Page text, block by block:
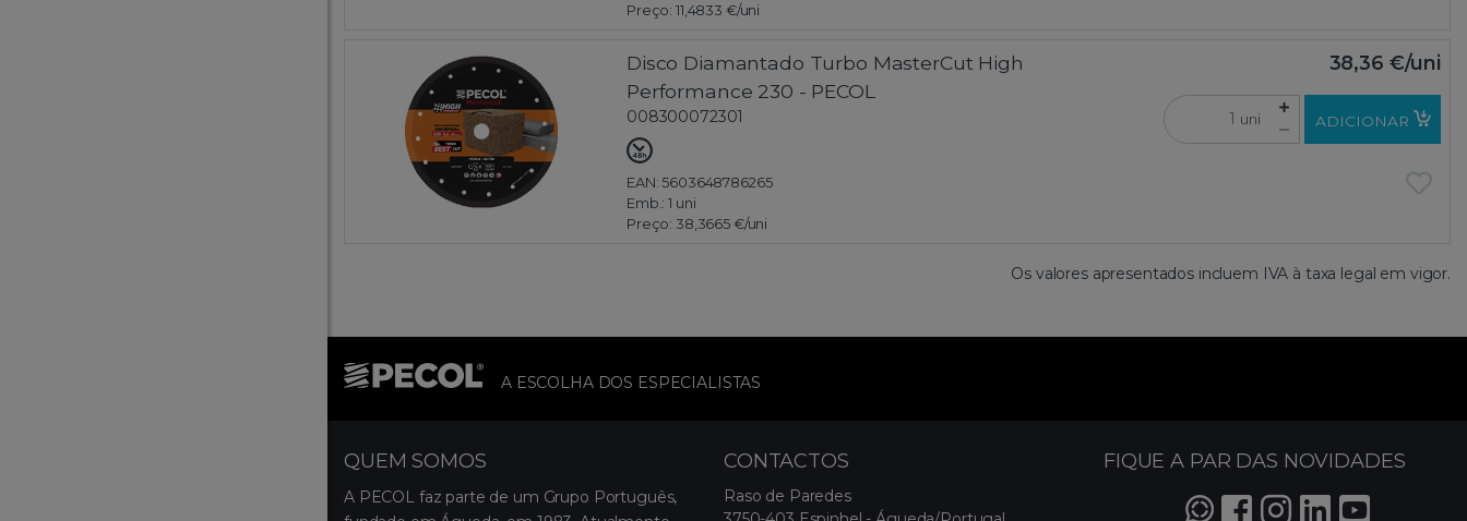
Preço: 11,4833 €/uni
Disco Diamantado Turbo MasterCut High
Performance 230 - PECOL
008300072301
EAN: 5603648786265
Emb.:1 uni
Preço: 38,3665 €/uni
38,36 €/uni
uni ADICIONAR
Os valores apresentados incluem IVA à taxa legal em vigor.
A ESCOLHA DOS ESPECIALISTAS
QUEM SOMOS
A PECOL faz parte de um Grupo Português,
CONTACTOS
Raso de Paredes
FIQUE A PAR DAS NOVIDADES